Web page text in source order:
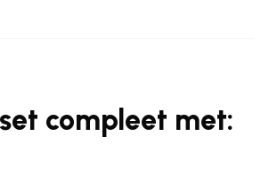
compleet met: